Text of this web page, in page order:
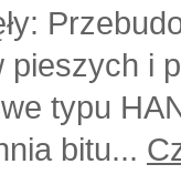
pieszych i
typu
bitu...